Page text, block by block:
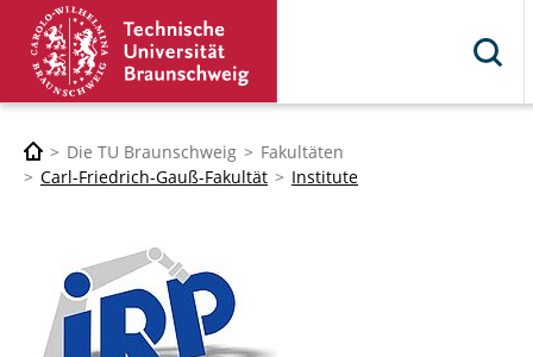
Die TU Braunschweig
Fakultäten
Carl-Friedrich-Gauß-Fakultät
Institute